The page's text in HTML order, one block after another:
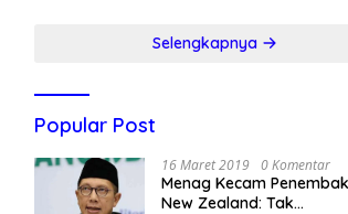
Selengkapnya
Popular Post
16 Maret 2019 0 Komentar
Menag Kecam
New Zealand: Tak